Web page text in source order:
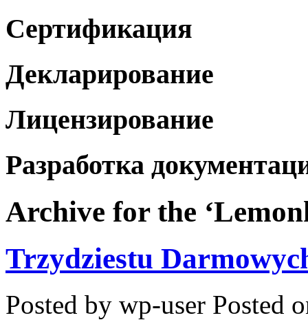
Сертификация
Декларирование
Лицензирование
Разработка
Archive for the
Trzydziestu
Posted by wp-user Posted